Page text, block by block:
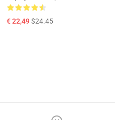
€ 22,49$24.45